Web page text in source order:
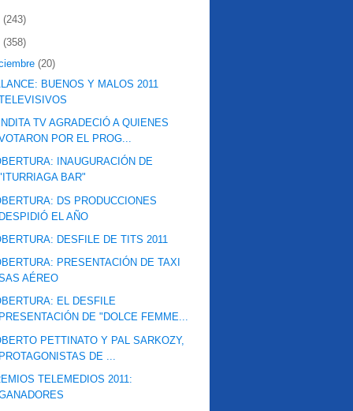
(243)
(358)
(20)
BUENOS Y MALOS 2011
TV AGRADECIÓ A QUIENES
POR EL PROG...
INAUGURACIÓN DE
BAR"
DS PRODUCCIONES
EL AÑO
DESFILE DE TITS 2011
PRESENTACIÓN DE TAXI
AÉREO
EL DESFILE
DE "DOLCE FEMME...
PETTINATO Y PAL SARKOZY,
DE ...
TELEMEDIOS 2011: